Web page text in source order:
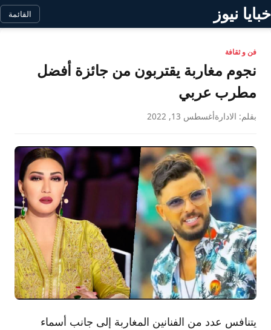
خبايا نيوز القائمة
فن و ثقافة
نجوم مغاربة يقتربون من جائزة أفضل
مطرب عربي
بقلم: الادارةأغسطس 13, 2022
يتنافس عدد من الفنانين المغاربة إلى جانب أسماء